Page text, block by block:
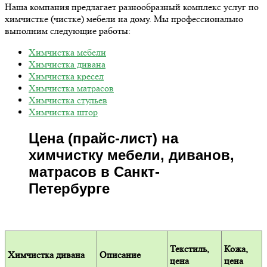
Наша компания предлагает разнообразный комплекс услуг по
химчистке (чистке) мебели на дому. Мы профессионально
выполним следующие работы:
Химчистка мебели
Химчистка дивана
Химчистка кресел
Химчистка матрасов
Химчистка стульев
Химчистка штор
Цена (прайс-лист) на
химчистку мебели, диванов,
матрасов в Санкт-
Петербурге
Химчистка дивана Описание
Текстиль,
цена
Кожа,
цена